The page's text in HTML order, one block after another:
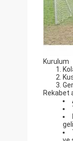
Kurulum
Rekabet